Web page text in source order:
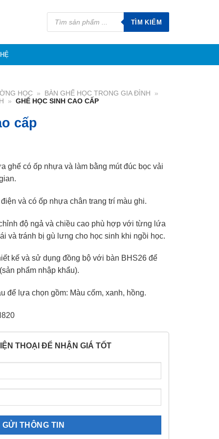
Tìm
kiếm
phẩm
TÌM KIẾM
HỌC » BÀN GHẾ HỌC TRONG GIA ĐÌNH
»
» GHẾ HỌC SINH CAO CẤP
cấp
ghế có ốp nhựa và làm bằng mút đúc bọc vải
và có ốp nhựa chân trang trí màu ghi.
độ ngả và chiều cao phù hợp với từng lứa
và tránh bị gù lưng cho học sinh khi ngồi học.
kế và sử dụng đồng bộ với bàn BHS26 để
phẩm nhập khẩu).
để lựa chọn gồm: Màu cốm, xanh, hồng.
THOẠI ĐỂ NHẬN GIÁ TỐT